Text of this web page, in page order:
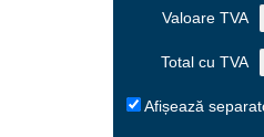
Valoare TVA
Total cu TVA
Afișează